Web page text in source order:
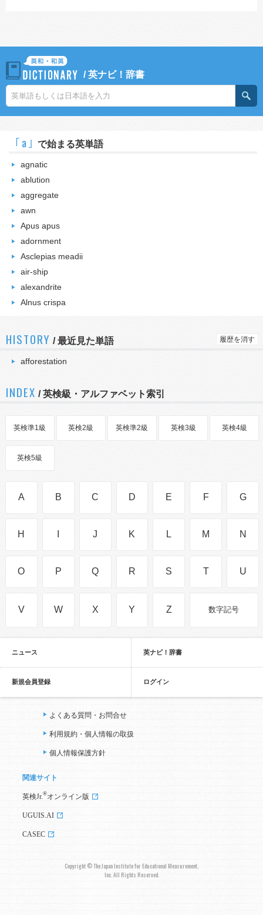
/英ナビ！辞書
｢a｣ で始まる英単語
agnatic
ablution
aggregate
awn
Apus apus
adornment
Asclepias meadii
air-ship
alexandrite
Alnus crispa
HISTORY /最近見た単語 履歴を消す
afforestation
INDEX / 英検級・アルファベット索引
英検準1級 英検2級 英検準2級 英検3級 英検4級
英検5級
A B C D E F G
H J K L M N
O P Q R S T U
V W X Y Z 数字記号
ニュース 英ナビ！辞書
新規会員登録 ログイン
よくある質問・お問合せ
利用規約・個人情報の取扱
個人情報保護方針
関連サイト
英検Jr. ®オンライン版
UGUIS.AI
CASEC
Copyright © The Japan Institute for Educational Measurement,
Inc. All Rights Reserved.